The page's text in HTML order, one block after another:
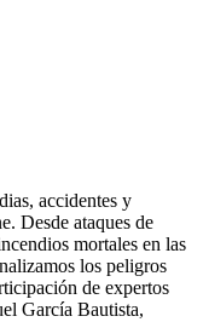
accidentes y
Desde ataques de
mortales en las
los peligros
de expertos
García Bautista,